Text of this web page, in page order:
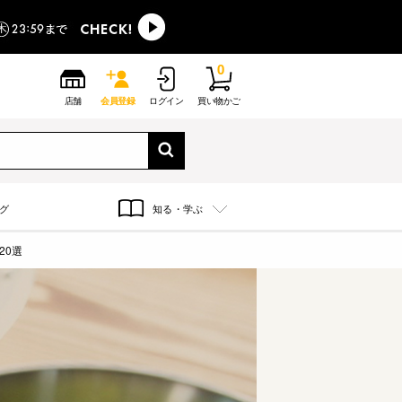
店舗 会員登録 ログイン 買い物かご
0
知る・学ぶ
選